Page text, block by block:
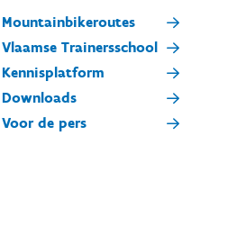
Mountainbikeroutes
Vlaamse Trainersschool
Kennisplatform
Downloads
Voor de pers